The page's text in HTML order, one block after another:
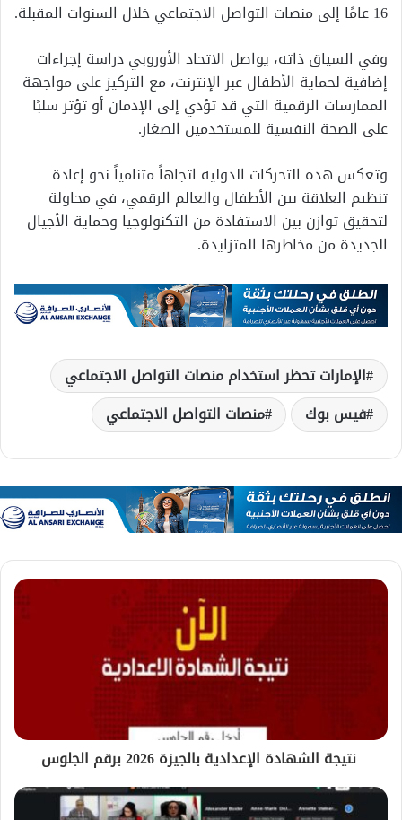
16 عامًا إلى منصات التواصل الاجتماعي خلال السنوات المقبلة.
وفي السياق ذاته، يواصل الاتحاد الأوروبي دراسة إجراءات
إضافية لحماية الأطفال عبر الإنترنت، مع التركيز على مواجهة
الممارسات الرقمية التي قد تؤدي إلى الإدمان أو تؤثر سلبًا
على الصحة النفسية للمستخدمين الصغار.
وتعكس هذه التحركات الدولية اتجاهاً متنامياً نحو إعادة
تنظيم العلاقة بين الأطفال والعالم الرقمي، في محاولة
لتحقيق توازن بين الاستفادة من التكنولوجيا وحماية الأجيال
الجديدة من مخاطرها المتزايدة.
الإمارات تحظر استخدام منصات التواصل الاجتماعي
فيس بوك
منصات التواصل الاجتماعي
نتيجة الشهادة الإعدادية بالجيزة 2026 برقم الجلوس